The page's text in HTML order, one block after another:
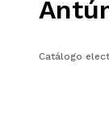
Catálogo